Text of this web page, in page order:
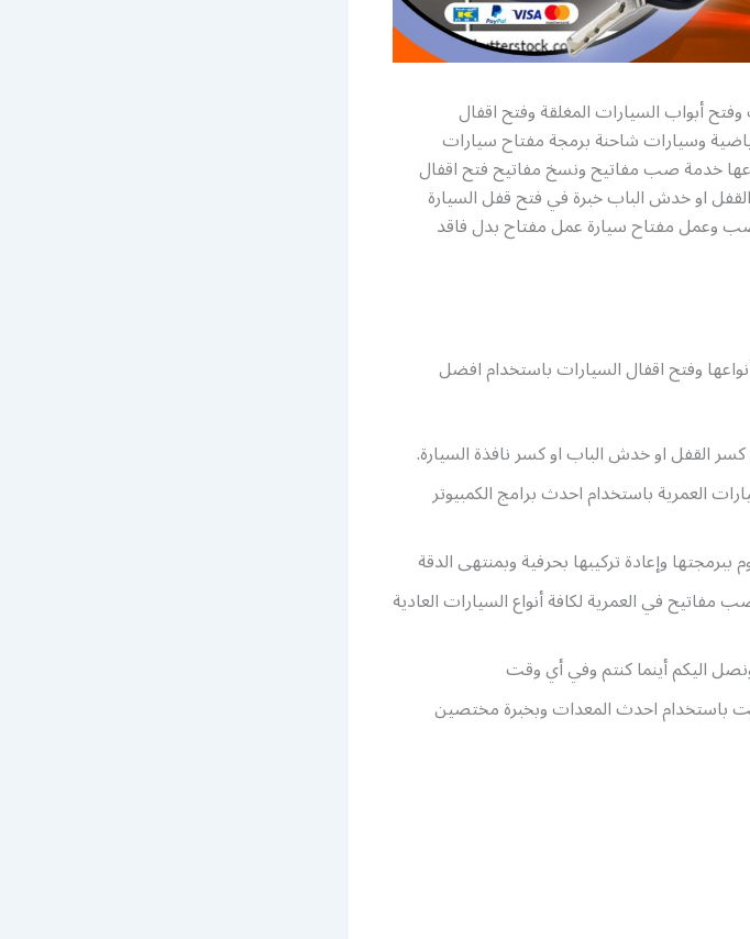
أبواب السيارات المغلقة وفتح اقفال
وسيارات شاحنة برمجة مفتاح سيارات
خدمة صب مفاتيح ونسخ مفاتيح فتح اقفال
او خدش الباب خبرة في فتح قفل السيارة
وعمل مفتاح سيارة عمل مفتاح بدل فاقد
وفتح اقفال السيارات باستخدام افضل
القفل او خدش الباب او كسر نافذة السيارة.
العمرية باستخدام احدث برامج الكمبيوتر
وإعادة تركيبها بحرفية وبمنتهى الدقة
في العمرية لكافة أنواع السيارات العادية
اليكم أينما كنتم وفي أي وقت
باستخدام احدث المعدات وبخبرة مختصين